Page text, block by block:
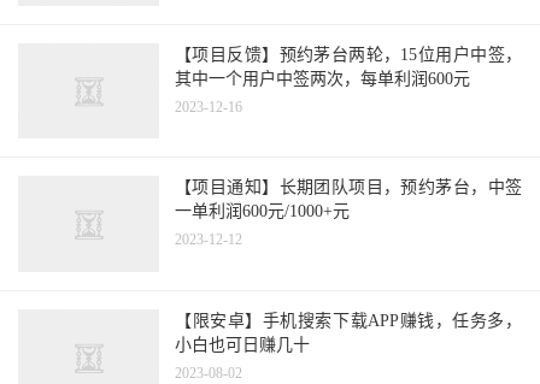
【项目反馈】预约茅台两轮，15位用户中签，
其中一个用户中签两次，每单利润600元
2023-12-16
【项目通知】长期团队项目，预约茅台，中签
一单利润600元/1000+元
2023-12-12
【限安卓】手机搜索下载APP赚钱，任务多，
小白也可日赚几十
2023-08-02